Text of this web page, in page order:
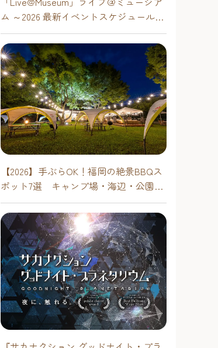
ム ～2026 最新イベントスケジュール！
【福岡アジア美術館】
【2026】手ぶらOK！福岡の絶景BBQス
ポット7選 キャンプ場・海辺・公園で
手軽に楽しむ